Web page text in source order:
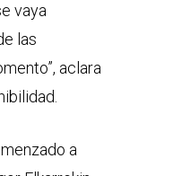
vaya
las
aclara
a